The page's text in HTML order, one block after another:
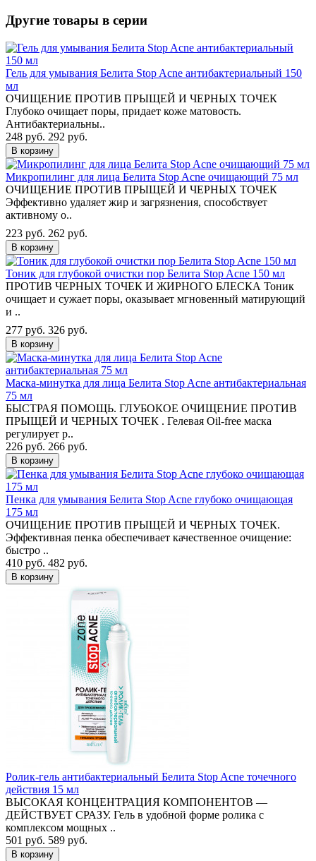
Другие товары в серии
Гель для умывания Белита Stop Acne антибактериальный 150
мл
ОЧИЩЕНИЕ ПРОТИВ ПРЫЩЕЙ И ЧЕРНЫХ ТОЧЕК
Глубоко очищает поры, придает коже матовость.
Антибактериальны..
248 руб. 292 руб.
В корзину
Микропилинг для лица Белита Stop Acne очищающий 75 мл
ОЧИЩЕНИЕ ПРОТИВ ПРЫЩЕЙ И ЧЕРНЫХ ТОЧЕК
Эффективно удаляет жир и загрязнения, способствует
активному о..
223 руб. 262 руб.
В корзину
Тоник для глубокой очистки пор Белита Stop Acne 150 мл
ПРОТИВ ЧЕРНЫХ ТОЧЕК И ЖИРНОГО БЛЕСКА Тоник
очищает и сужает поры, оказывает мгновенный матирующий
и ..
277 руб. 326 руб.
В корзину
Маска-минутка для лица Белита Stop Acne антибактериальная
75 мл
БЫСТРАЯ ПОМОЩЬ. ГЛУБОКОЕ ОЧИЩЕНИЕ ПРОТИВ
ПРЫЩЕЙ И ЧЕРНЫХ ТОЧЕК . Гелевая Oil-free маска
регулирует р..
226 руб. 266 руб.
В корзину
Пенка для умывания Белита Stop Acne глубоко очищающая
175 мл
ОЧИЩЕНИЕ ПРОТИВ ПРЫЩЕЙ И ЧЕРНЫХ ТОЧЕК.
Эффективная пенка обеспечивает качественное очищение:
быстро ..
410 руб. 482 руб.
В корзину
Ролик-гель антибактериальный Белита Stop Acne точечного
действия 15 мл
ВЫСОКАЯ КОНЦЕНТРАЦИЯ КОМПОНЕНТОВ —
ДЕЙСТВУЕТ СРАЗУ. Гель в удобной форме ролика с
комплексом мощных ..
501 руб. 589 руб.
В корзину